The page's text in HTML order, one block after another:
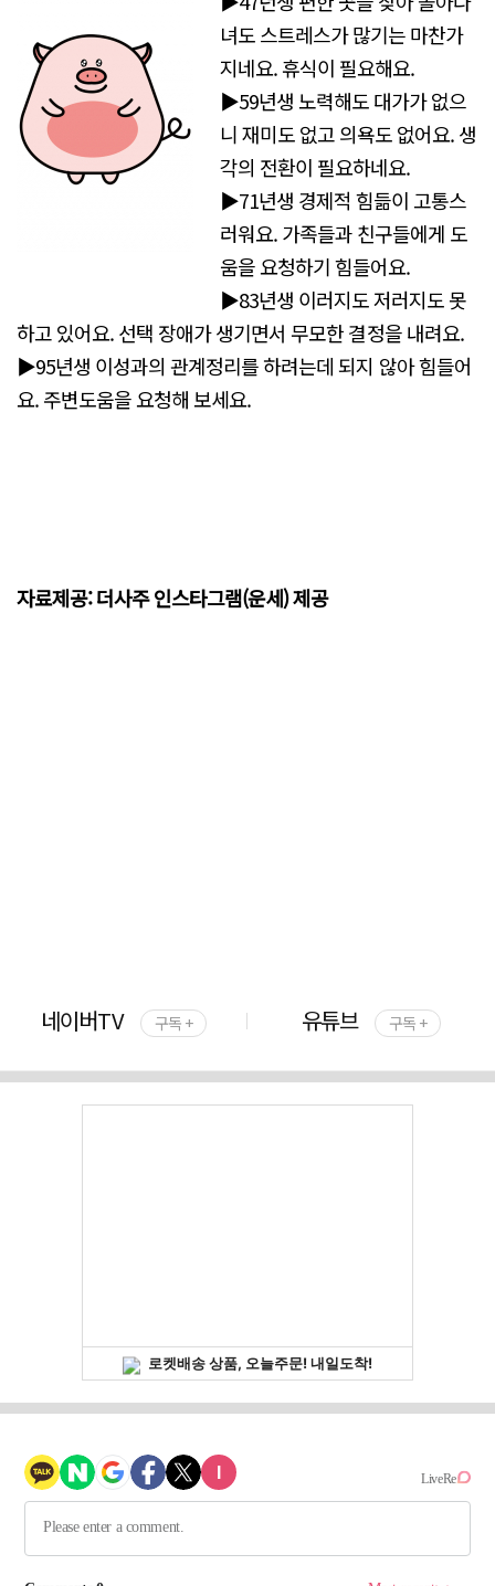
녀도 스트레스가 많기는 마찬가
지네요. 휴식이 필요해요.
▶59년생 노력해도 대가가 없으
니 재미도 없고 의욕도 없어요. 생
각의 전환이 필요하네요.
▶71년생 경제적 힘듦이 고통스
러워요. 가족들과 친구들에게 도
움을 요청하기 힘들어요.
▶83년생 이러지도 저러지도 못
하고 있어요. 선택 장애가 생기면서 무모한 결정을 내려요.
▶95년생 이성과의 관계정리를 하려는데 되지 않아 힘들어
요. 주변도움을 요청해 보세요.
자료제공: 더사주 인스타그램(운세) 제공
네이버TV 구독 + 유튜브 구독 +